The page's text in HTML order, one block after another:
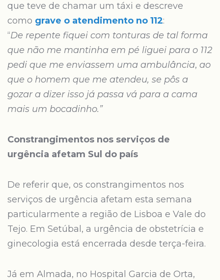
que teve de chamar um táxi e descreve
como grave o atendimento no 112:
“De repente fiquei com tonturas de tal forma
que não me mantinha em pé liguei para o 112
pedi que me enviassem uma ambulância, ao
que o homem que me atendeu, se pôs a
gozar a dizer isso já passa vá para a cama
mais um bocadinho.”
Constrangimentos nos serviços de
urgência afetam Sul do país
De referir que, os constrangimentos nos
serviços de urgência afetam esta semana
particularmente a região de Lisboa e Vale do
Tejo. Em Setúbal, a urgência de obstetrícia e
ginecologia está encerrada desde terça-feira.
Já em Almada, no Hospital Garcia de Orta,